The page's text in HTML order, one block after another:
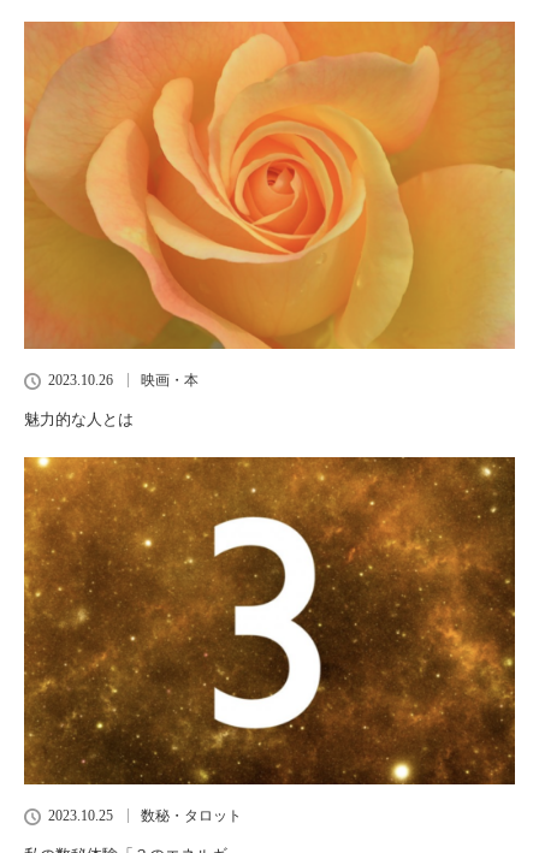
2023.10.26 映画・本
魅力的な人とは
2023.10.25 数秘・タロット